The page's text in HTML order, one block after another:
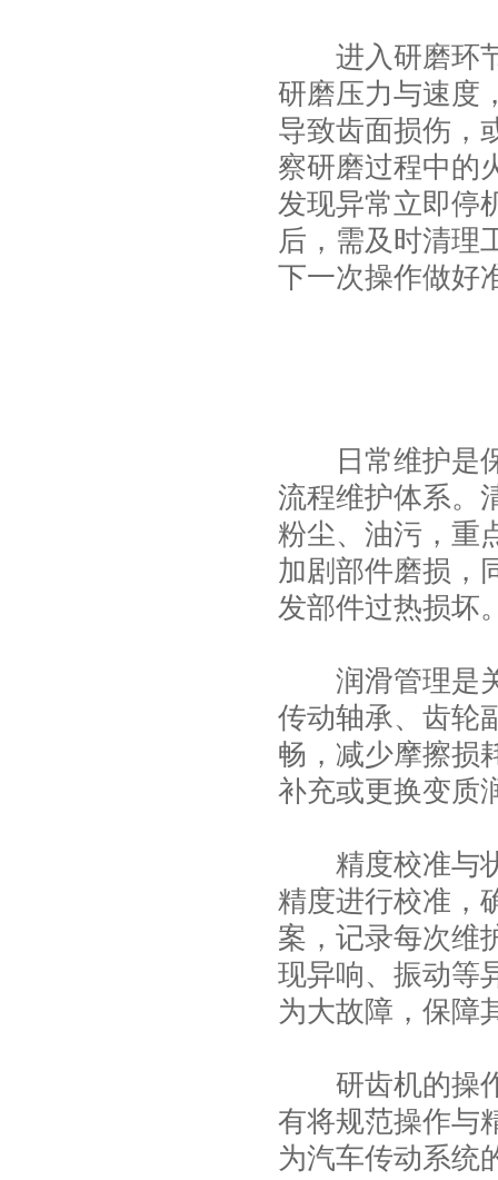
进入研磨环节
研磨压力与速度
导致齿面损伤，
察研磨过程中的
发现异常立即停
后，需及时清理
下一次操作做好
日常维护是保
流程维护体系。
粉尘、油污，重
加剧部件磨损，
发部件过热损坏
润滑管理是关
传动轴承、齿轮
畅，减少摩擦损
补充或更换变质
精度校准与状
精度进行校准，
案，记录每次维
现异响、振动等
为大故障，保障
研齿机的操作
有将规范操作与
为汽车传动系统